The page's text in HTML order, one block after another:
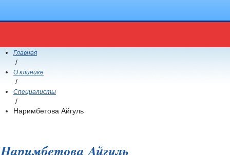
Главная
/
О клинике
/
Специалисты
/
Наримбетова Айгуль
Наримбетова Айгуль